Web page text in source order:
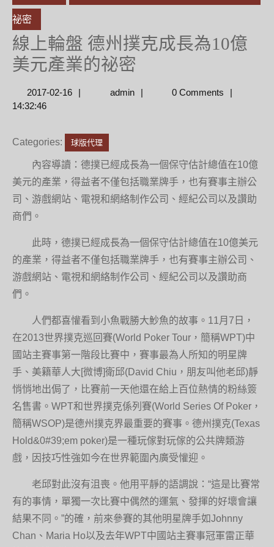
祕密
線上輪盤 德州撲克成長為10億
美元產業的祕密
2017-02-16
2017-admin admin0 Comments
14:32:46
Categories: 球版代理
內容導讀：德撲已經成長為一個保守估計總值在10億
美元的產業，得益者不僅包括職業牌手，也有賽事主辦公
司、游戲網站、電視和網絡制作公司、經紀公司以及讚助
商們。
此時，德撲已經成長為一個保守估計總值在10億美元
的產業，得益者不僅包括職業牌手，也有賽事主辦公司、
游戲網站、電視和網絡制作公司、經紀公司以及讚助商
們。
人們都喜懽看到小魚戰勝大魦魚的故事。11月7日，
在2013世界撲克巡回賽(World Poker Tour，簡稱WPT)中
國站主賽事第一階段比賽中，賽事最為人所知的明星牌
手、美籍華人大[微博]衛邱(David Chiu，朋友叫他老邱)靜
悄悄地出侷了，比賽前一天他還在給上百位熱情的粉絲簽
名售書。WPT和世界撲克係列賽(World Series Of Poker，
簡稱WSOP)是德州撲克界最重要的賽事。德州撲克(Texas
Hold&0#39;em poker)是一種玩傢對玩傢的公共牌類游
戲，因技巧性強如今在世界範圍內廣受懽迎。
老邱對此沒有沮喪。他用平靜的語調說：“這是比賽常
有的事情，單獨一次比賽中偶然的運氣、發揮的好壞會讓
結果不同。”的確，前來參賽的其他明星牌手如Johnny
Chan、Maria Ho以及去年WPT中國站主賽事冠軍雷正華